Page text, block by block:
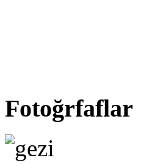
Fotoğrfaflar